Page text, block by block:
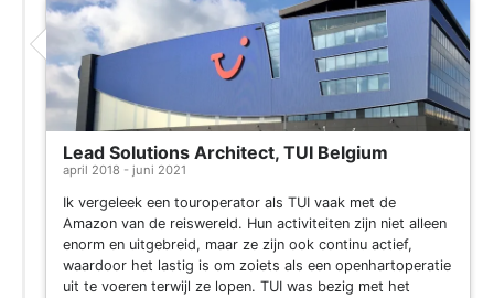
Lead Solutions Architect, TUI Belgium
april 2018 - juni 2021
Ik vergeleek een touroperator als TUI vaak met de
Amazon van de reiswereld. Hun activiteiten zijn niet alleen
enorm en uitgebreid, maar ze zijn ook continu actief,
waardoor het lastig is om zoiets als een openhartoperatie
uit te voeren terwijl ze lopen. TUI was bezig met het